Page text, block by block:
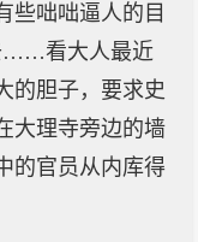
些咄咄逼人的目
……看大人最近
的胆子，要求史
大理寺旁边的墙
的官员从内库得